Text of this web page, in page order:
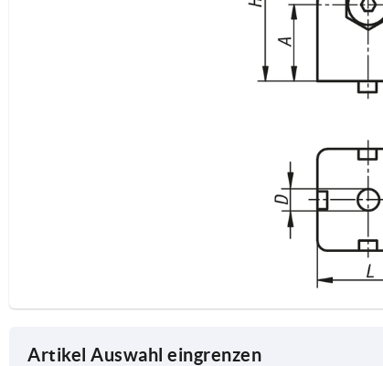
Artikel Auswahl eingrenzen